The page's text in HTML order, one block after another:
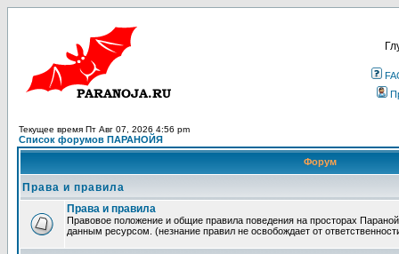
Текущее время Пт Авг 07, 2026 4:56 pm
Список форумов ПАРАНОЙЯ
Форум
Права и правила
Права и правила
Правовое положение и общие правила поведения на просторах
данным ресурсом. (незнание правил не освобождает от